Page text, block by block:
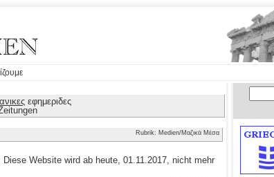
εφημεριδες
Rubrik: Medien/Μαζικά Μέσα
Diese Website wird ab heute, 01.11.2017, nicht mehr